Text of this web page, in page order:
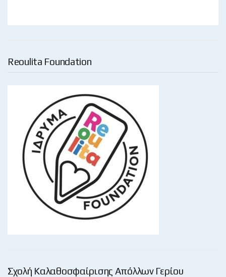
Reoulita Foundation
Σχολή Καλαθοσφαίρισης Απόλλων Γερίου